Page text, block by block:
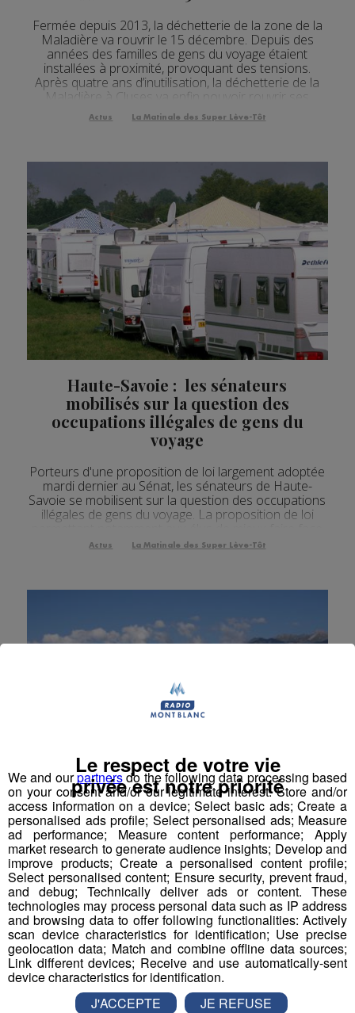
Fermée depuis 2013, la déchetterie de la zone de la
Maladière va rouvrir le 15 décembre. Depuis des
années des familles de gens du voyage étaient
installées à proximité, provoquant des tensions.
Après quatre ans d’inutilisation, la déchetterie de la
Maladière à Cluses va enfin pouvoir rouvrir ses
portes. Au fil des ans la proximité de familles de
voyageurs aura en effet entraîné de viv...
Actus La Matinale des Super Lève-Tôt
Haute-Savoie : les sénateurs
mobilisés sur la question des
occupations illégales de gens du
voyage
Porteurs d'une proposition de loi largement adoptée
mardi dernier au Sénat, les sénateurs de Haute-
Savoie se mobilisent sur la question des occupations
illégales de gens du voyage. La proposition de loi
aux situations en cas d’ occupation illégale de gens
Actus La Matinale des Super Lève-Tôt
Albertville : un nouveau maire
Frédéric Burnier-Framboret devrait être élu
aujourd’hui en conseil municipal nouveau maire
d’Albertville . Sa prédécesseur, Marthine Berthet, a en
effet dû démissionner de ses fonctions pour cause
de cumul après avoir été élue sénatrice, en
septembre dernier.
Actus La Matinale des Super Lève-Tôt
We and ourpartnersdo the following data processing based
on your consent and/or our legitimate interest: Store and/or
access information on a device; Select basic ads; Create a
personalised ads profile; Select personalised ads; Measure
ad performance; Measure content performance; Apply
market research to generate audience insights; Develop and
improve products; Create a personalised content profile;
Select personalised content; Ensure security, prevent fraud,
and debug; Technically deliver ads or content. These
technologies may process personal data such as IP address
and browsing data to offer following functionalities: Actively
scan device characteristics for identification; Use precise
geolocation data; Match and combine offline data sources;
Link different devices; Receive and use automatically-sent
device characteristics for identification.
Le respect de votre vie
privée est notre priorité
J'ACCEPTE
JE REFUSE